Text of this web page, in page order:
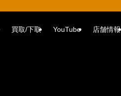
買取/下取 YouTube 店舗情報